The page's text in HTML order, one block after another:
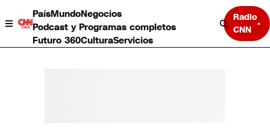
PaísMundoNegocios
Podcast y Programas completos
Futuro 360CulturaServicios
Radio
CNN